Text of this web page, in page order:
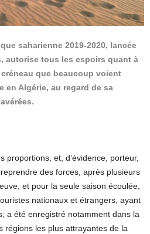
saharienne 2019-2020, lancée
autorise tous les espoirs quant à
que beaucoup voient
en Algérie, au regard de sa
proportions, et, d’évidence, porteur,
des forces, après plusieurs
et pour la seule saison écoulée,
nationaux et étrangers, ayant
a été enregistré notamment dans la
régions les plus attrayantes de la